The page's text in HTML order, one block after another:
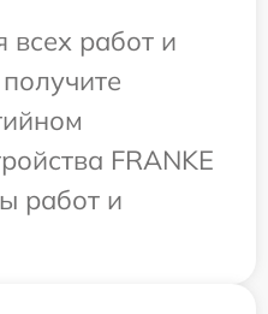
работ и
FRANKE
работ и